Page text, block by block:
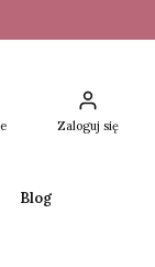
Zaloguj się
Blog